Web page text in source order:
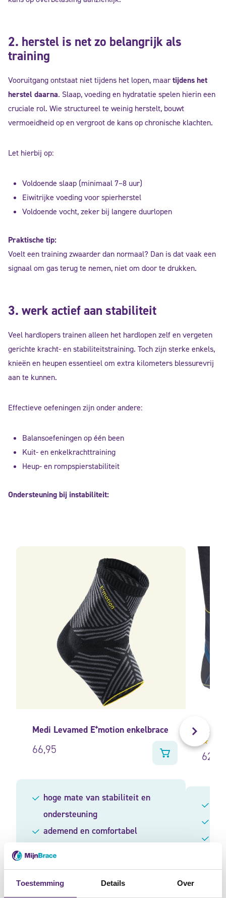
Toestemming Details Over
2. herstel is net zo belangrijk als
training
Vooruitgang ontstaat niet tijdens het lopen, maartijdens het
herstel daarna. Slaap, voeding en hydratatie spelen hierin een
cruciale rol. Wie structureel te weinig herstelt, bouwt
vermoeidheid op en vergroot de kans op chronische klachten.
Let hierbij op:
Voldoende slaap (minimaal 7–8 uur)
Eiwitrijke voeding voor spierherstel
Voldoende vocht, zeker bij langere duurlopen
Praktische tip:
Voelt een training zwaarder dan normaal? Dan is dat vaak een
signaal om gas terug te nemen, niet om door te drukken.
3. werk actief aan stabiliteit
Veel hardlopers trainen alleen het hardlopen zelf en vergeten
gerichte kracht- en stabiliteitstraining. Toch zijn sterke enkels,
knieën en heupen essentieel om extra kilometers blessurevrij
aan te kunnen.
Effectieve oefeningen zijn onder andere:
Balansoefeningen op één been
Kuit- en enkelkrachttraining
Heup- en rompspierstabiliteit
Ondersteuning bij instabiliteit:
Medi Levamed E⁺motion enkelbrace
66,95
hoge mate van stabiliteit en
ondersteuning
ademend en comfortabel
gebruik
4.63
62,95